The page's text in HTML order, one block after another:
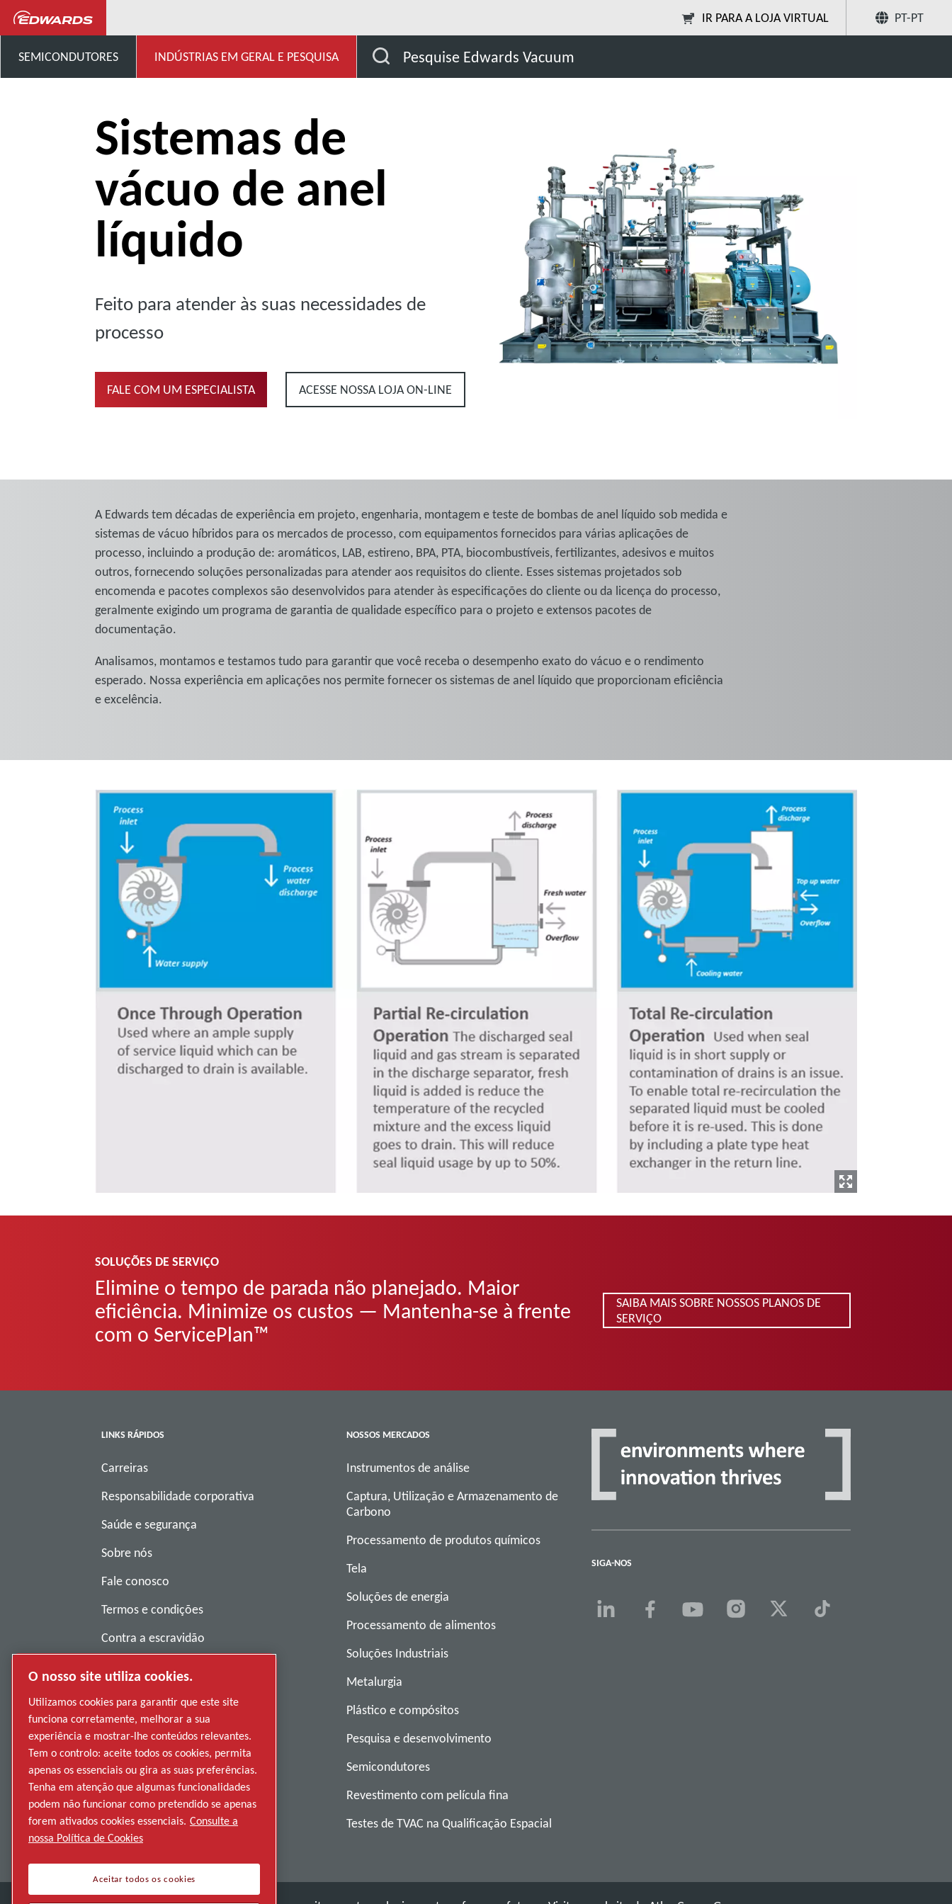
IR PARA A LOJA VIRTUAL PT-PT
SEMICONDUTORES INDÚSTRIAS EM GERAL E PESQUISA Pesquise Edwards Vacuum
Partilhar
Sistemas de
vácuo de anel
líquido
Feito para atender às suas necessidades de
processo
FALE COM UM ESPECIALISTA ACESSE NOSSA LOJA ON-LINE
A Edwards tem décadas de experiência em projeto, engenharia, montagem e teste de bombas de anel líquido sob medida e
sistemas de vácuo híbridos para os mercados de processo, com equipamentos fornecidos para várias aplicações de
processo, incluindo a produção de: aromáticos, LAB, estireno, BPA, PTA, biocombustíveis, fertilizantes, adesivos e muitos
outros, fornecendo soluções personalizadas para atender aos requisitos do cliente. Esses sistemas projetados sob
encomenda e pacotes complexos são desenvolvidos para atender às especificações do cliente ou da licença do processo,
geralmente exigindo um programa de garantia de qualidade específico para o projeto e extensos pacotes de
documentação.
Analisamos, montamos e testamos tudo para garantir que você receba o desempenho exato do vácuo e o rendimento
esperado. Nossa experiência em aplicações nos permite fornecer os sistemas de anel líquido que proporcionam eficiência
e excelência.
SOLUÇÕES DE SERVIÇO
Elimine o tempo de parada não planejado. Maior
eficiência. Minimize os custos — Mantenha-se à frente
com o ServicePlan™
SAIBA MAIS SOBRE NOSSOS PLANOS DE
SERVIÇO
LINKS RÁPIDOS
Carreiras
Responsabilidade corporativa
Saúde e segurança
Sobre nós
Fale conosco
Termos e condições
Contra a escravidão
Denunciar má conduta
Fornecedores
Acessibilidade
NOSSOS MERCADOS
Instrumentos de análise
Captura, Utilização e Armazenamento de
Carbono
Processamento de produtos químicos
Tela
Soluções de energia
Processamento de alimentos
Soluções Industriais
Metalurgia
Plástico e compósitos
Pesquisa e desenvolvimento
Semicondutores
Revestimento com película fina
Testes de TVAC na Qualificação Espacial
SIGA-NOS
O nosso site utiliza cookies.
Utilizamos cookies para garantir que este site
funciona corretamente, melhorar a sua
experiência e mostrar-lhe conteúdos relevantes.
Tem o controlo: aceite todos os cookies, permita
apenas os essenciais ou gira as suas preferências.
Tenha em atenção que algumas funcionalidades
podem não funcionar como pretendido se apenas
forem ativados cookies essenciais. Consulte a
nossa Política de Cookies
Aceitar todos os cookies